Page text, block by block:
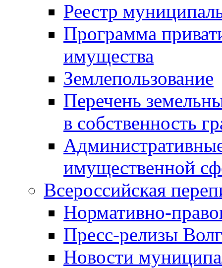
Реестр
Программа
имущества
Землепользование
Перечень
в собственность
имущественной
Всероссийская
Нормативно-
Пресс-релизы
Новости